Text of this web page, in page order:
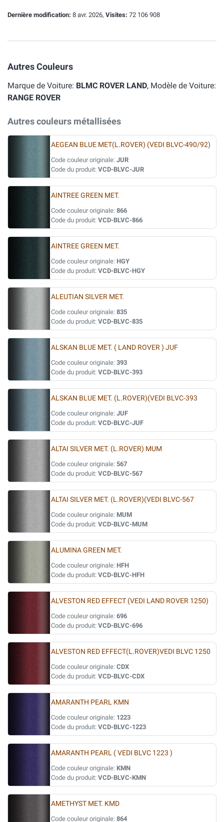
Dernière modification: 8 avr. 2026, Visites: 72 106 908
Autres Couleurs
Marque de Voiture: BLMC ROVER LAND, Modèle de Voiture:
RANGE ROVER
Autres couleurs métallisées
AEGEAN BLUE MET(L.ROVER) (VEDI BLVC-490/92)
Code couleur originale: JUR
Code du produit: VCD-BLVC-JUR
AINTREE GREEN MET.
Code couleur originale: 866
Code du produit: VCD-BLVC-866
AINTREE GREEN MET.
Code couleur originale: HGY
Code du produit: VCD-BLVC-HGY
ALEUTIAN SILVER MET.
Code couleur originale: 835
Code du produit: VCD-BLVC-835
ALSKAN BLUE MET. ( LAND ROVER ) JUF
Code couleur originale: 393
Code du produit: VCD-BLVC-393
ALSKAN BLUE MET. (L.ROVER)(VEDI BLVC-393
Code couleur originale: JUF
Code du produit: VCD-BLVC-JUF
ALTAI SILVER MET. (L.ROVER) MUM
Code couleur originale: 567
Code du produit: VCD-BLVC-567
ALTAI SILVER MET. (L.ROVER)(VEDI BLVC-567
Code couleur originale: MUM
Code du produit: VCD-BLVC-MUM
ALUMINA GREEN MET.
Code couleur originale: HFH
Code du produit: VCD-BLVC-HFH
ALVESTON RED EFFECT (VEDI LAND ROVER 1250)
Code couleur originale: 696
Code du produit: VCD-BLVC-696
ALVESTON RED EFFECT(L.ROVER)VEDI BLVC 1250
Code couleur originale: CDX
Code du produit: VCD-BLVC-CDX
AMARANTH PEARL KMN
Code couleur originale: 1223
Code du produit: VCD-BLVC-1223
AMARANTH PEARL ( VEDI BLVC 1223 )
Code couleur originale: KMN
Code du produit: VCD-BLVC-KMN
AMETHYST MET. KMD
Code couleur originale: 864